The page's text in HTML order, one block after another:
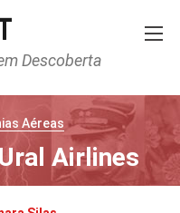
Descoberta
Aéreas
Airlines